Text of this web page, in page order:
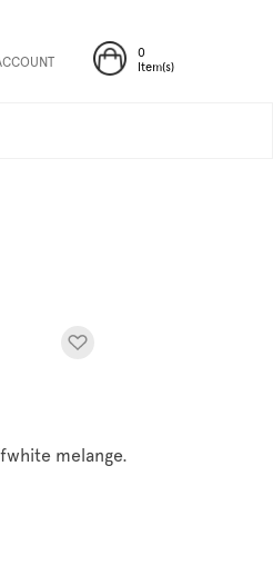
0
Item(s)
melange.